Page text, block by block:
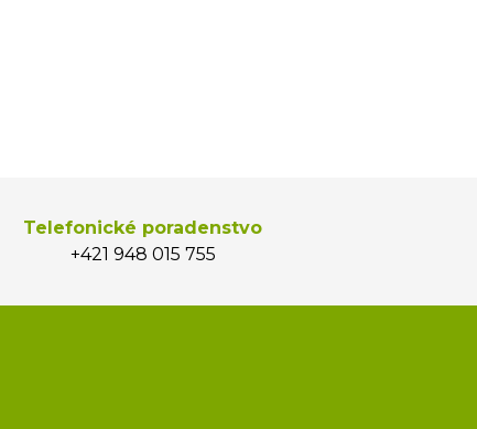
Telefonické poradenstvo
+421 948 015 755